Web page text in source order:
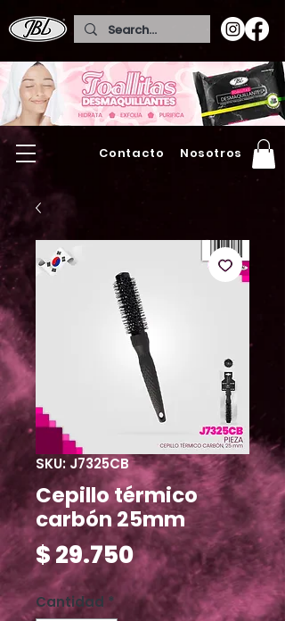
Contacto Nosotros
SKU: J7325CB
Cepillo térmico
carbón 25mm
$ 29.750Precio
Cantidad *